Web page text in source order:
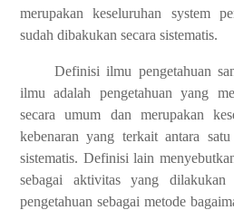
merupakan keseluruhan system
sudah dibakukan secara sistematis.
Definisi ilmu pengetahuan
ilmu adalah pengetahuan yang
secara umum dan merupakan
kebenaran yang terkait antara
sistematis. Definisi lain
sebagai aktivitas yang
pengetahuan sebagai metode